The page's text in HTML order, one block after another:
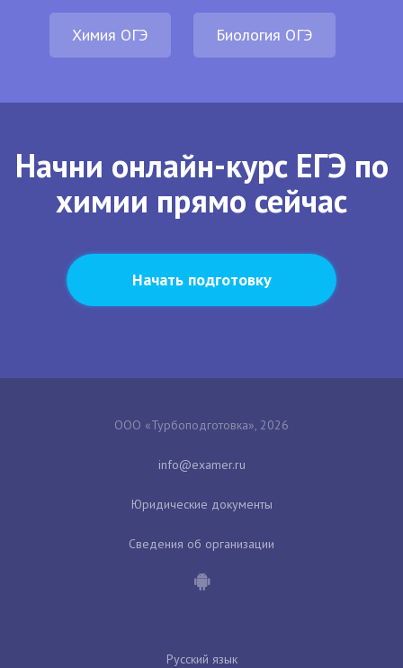
Химия ОГЭ Биология ОГЭ
Начни онлайн-курс ЕГЭ по
химии прямо сейчас
Начать подготовку
ООО «Турбоподготовка», 2026
Юридические документы
Сведения об организации
Русский язык